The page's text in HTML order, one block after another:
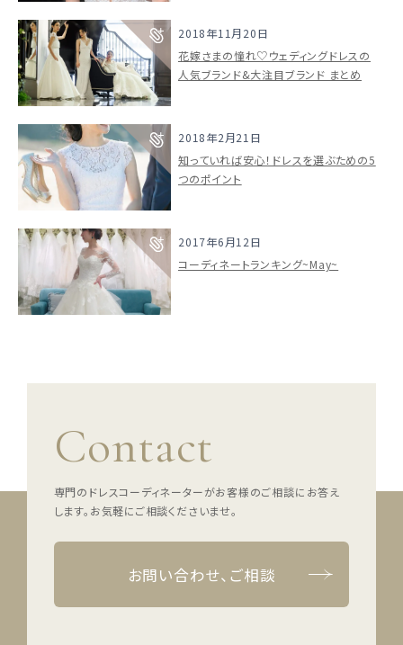
ドレスブランド
スタイル別
フォトウエディング
神社結婚式 お問い合わせ
2018年11月20日
花嫁さまの憧れ♡ウェディングドレスの
人気ブランド&大注目ブランド まとめ
2018年2月21日
知っていれば安心！ドレスを選ぶための5
つのポイント
2017年6月12日
コーディネートランキング~May~
Contact
専門のドレスコーディネーターがお客様のご相談にお答え
します。 お気軽にご相談くださいませ。
お問い合わせ、ご相談